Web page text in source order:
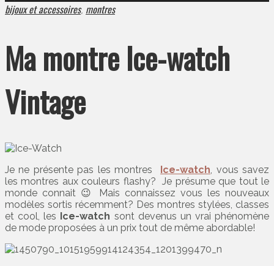
bijoux et accessoires, montres
Ma montre Ice-watch
Vintage
Je ne présente pas les montres Ice-watch, vous savez
les montres aux couleurs flashy? Je présume que tout le
monde connait 😉 Mais connaissez vous les nouveaux
modèles sortis récemment? Des montres stylées, classes
et cool, les Ice-watch sont devenus un vrai phénomène
de mode proposées à un prix tout de même abordable!